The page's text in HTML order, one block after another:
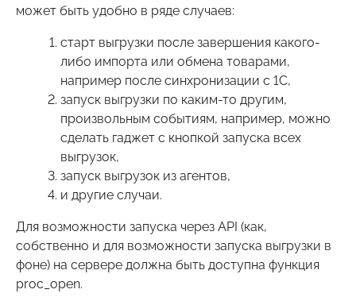
может быть удобно в ряде случаев:
старт выгрузки после завершения какого-
либо импорта или обмена товарами,
например после синхронизации с 1С,
запуск выгрузки по каким-то другим,
произвольным событиям, например, можно
сделать гаджет с кнопкой запуска всех
выгрузок,
запуск выгрузок из агентов,
и другие случаи.
Для возможности запуска через API (как,
собственно и для возможности запуска выгрузки в
фоне) на сервере должна быть доступна функция
proc_open.